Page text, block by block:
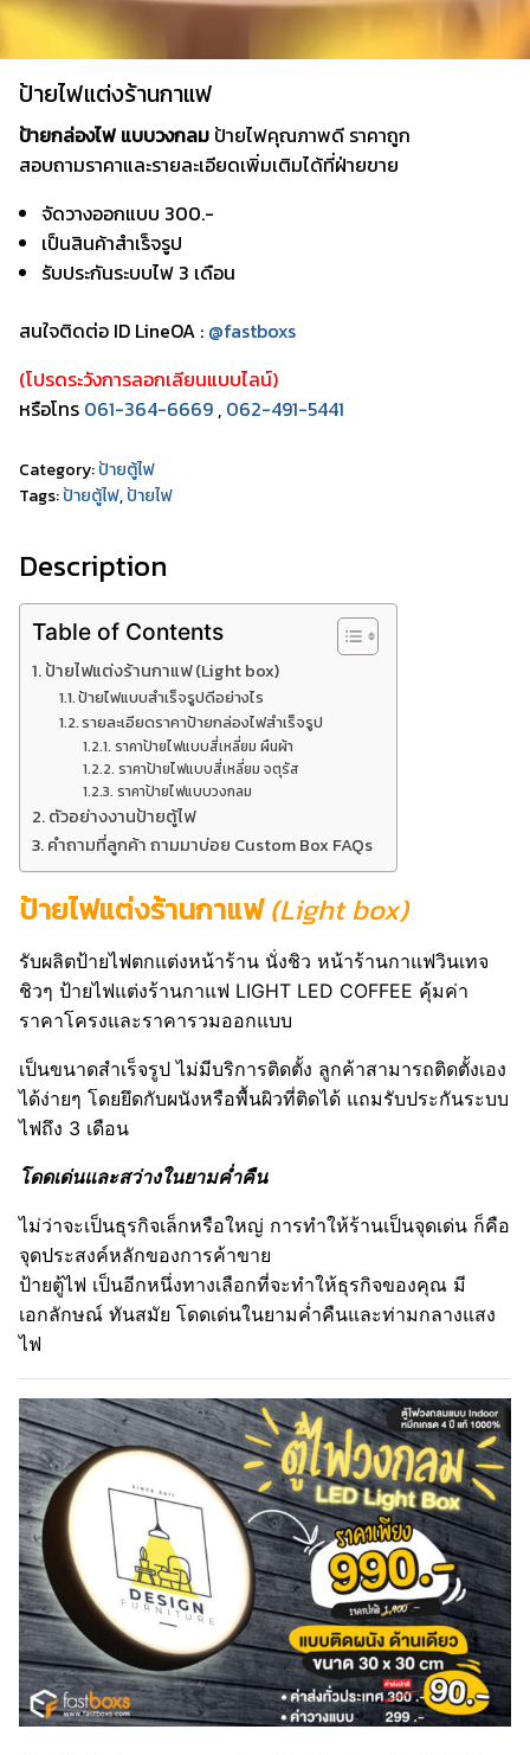
ป้ายไฟแต่งร้านกาแฟ
ป้ายกล่องไฟ แบบวงกลม ป้ายไฟคุณภาพดี ราคาถูก
สอบถามราคาและรายละเอียดเพิ่มเติมได้ที่ฝ่ายขาย
จัดวางออกแบบ 300.-
เป็นสินค้าสำเร็จรูป
รับประกันระบบไฟ 3 เดือน
สนใจติดต่อ ID LineOA : @fastboxs
(โปรดระวังการลอกเลียนแบบไลน์)
หรือโทร 061-364-6669 , 062-491-5441
Category:ป้ายตู้ไฟ
Tags:ป้ายตู้ไฟ,ป้ายไฟ
Description
Table of Contents
ป้ายไฟแต่งร้านกาแฟ (Light box)
ป้ายไฟแบบสำเร็จรูปดีอย่างไร
รายละเอียดราคาป้ายกล่องไฟสำเร็จรูป
ราคาป้ายไฟแบบสี่เหลี่ยม ผืนผ้า
ราคาป้ายไฟแบบสี่เหลี่ยม จตุรัส
ราคาป้ายไฟแบบวงกลม
ตัวอย่างงานป้ายตู้ไฟ
คำถามที่ลูกค้า ถามมาบ่อย Custom Box FAQs
ป้ายไฟแต่งร้านกาแฟ(Light box)
รับผลิตป้ายไฟตกแต่งหน้าร้าน นั่งชิว หน้าร้านกาแฟวินเทจ
ชิวๆ ป้ายไฟแต่งร้านกาแฟ LIGHT LED COFFEE คุ้มค่า
ราคาโครงและราคารวมออกแบบ
เป็นขนาดสำเร็จรูป ไม่มีบริการติดตั้ง ลูกค้าสามารถติดตั้งเอง
ได้ง่ายๆ โดยยึดกับผนังหรือพื้นผิวที่ติดได้ แถมรับประกันระบบ
ไฟถึง 3 เดือน
โดดเด่นและสว่างในยามค่ำคืน
ไม่ว่าจะเป็นธุรกิจเล็กหรือใหญ่ การทำให้ร้านเป็นจุดเด่น ก็คือ
จุดประสงค์หลักของการค้าขาย
ป้ายตู้ไฟ เป็นอีกหนึ่งทางเลือกที่จะทำให้ธุรกิจของคุณ มี
เอกลักษณ์ ทันสมัย โดดเด่นในยามค่ำคืนและท่ามกลางแสง
ไฟ